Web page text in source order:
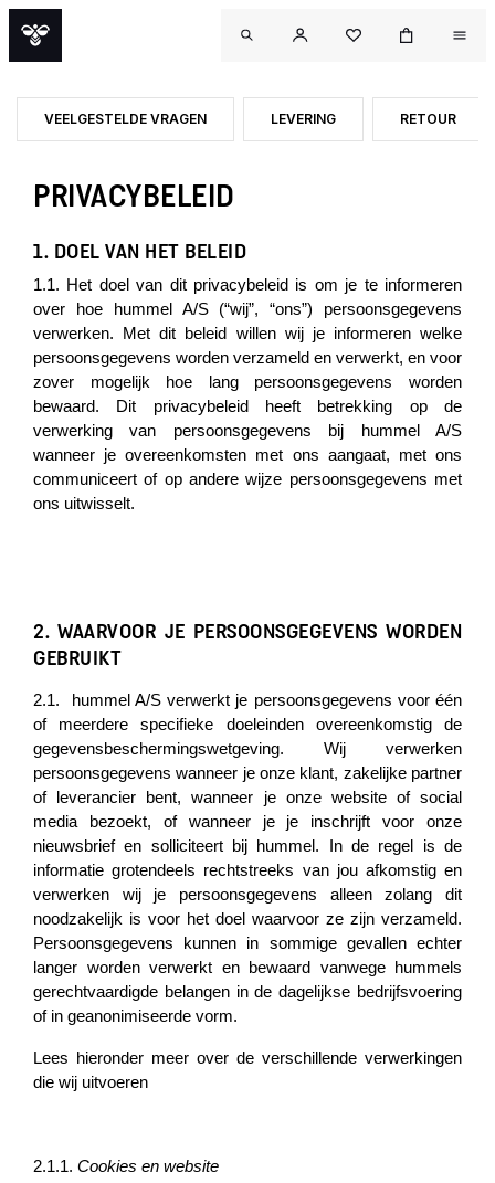
VEELGESTELDE VRAGEN LEVERING RETOUR
PRIVACYBELEID
1. DOEL VAN HET BELEID
1.1. Het doel van dit privacybeleid is om je te informeren
over hoe hummel A/S (“wij”, “ons”) persoonsgegevens
verwerken. Met dit beleid willen wij je informeren welke
persoonsgegevens worden verzameld en verwerkt, en voor
zover mogelijk hoe lang persoonsgegevens worden
bewaard. Dit privacybeleid heeft betrekking op de
verwerking van persoonsgegevens bij hummel A/S
wanneer je overeenkomsten met ons aangaat, met ons
communiceert of op andere wijze persoonsgegevens met
ons uitwisselt.
2. WAARVOOR JE PERSOONSGEGEVENS WORDEN
GEBRUIKT
2.1. hummel A/S verwerkt je persoonsgegevens voor één
of meerdere specifieke doeleinden overeenkomstig de
gegevensbeschermingswetgeving. Wij verwerken
persoonsgegevens wanneer je onze klant, zakelijke partner
of leverancier bent, wanneer je onze website of social
media bezoekt, of wanneer je je inschrijft voor onze
nieuwsbrief en solliciteert bij hummel. In de regel is de
informatie grotendeels rechtstreeks van jou afkomstig en
verwerken wij je persoonsgegevens alleen zolang dit
noodzakelijk is voor het doel waarvoor ze zijn verzameld.
Persoonsgegevens kunnen in sommige gevallen echter
langer worden verwerkt en bewaard vanwege hummels
gerechtvaardigde belangen in de dagelijkse bedrijfsvoering
of in geanonimiseerde vorm.
Lees hieronder meer over de verschillende verwerkingen
die wij uitvoeren
2.1.1. Cookies en website